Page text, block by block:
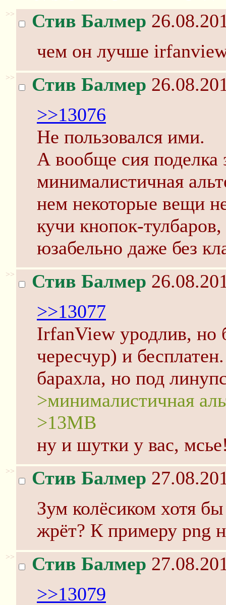
>> Стив Балмер
чем он лучше
>> Стив Балмер
>>13076
Не пользовался ими.
А вообще сия поделка
минималистичная
нем некоторые вещи
кучи кнопок-
юзабельно даже без
>> Стив Балмер
>>13077
IrfanView уродлив, но
чересчур) и
барахла, но под
>минималистичная
>13MB
ну и шутки у вас,
>> Стив Балмер
Зум колёсиком хотя
жрёт? К примеру png
>> Стив Балмер
>>13079